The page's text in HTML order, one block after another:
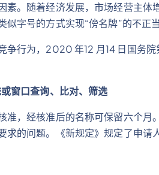
素。随着经济发展，市场经营主
字号的方式实现“傍名牌”的不正当
争行为，2020 年12 月14 日国务
窗口查询、比对、筛选
准，经核准后的名称可保留六个
求的问题。《新规定》规定了申